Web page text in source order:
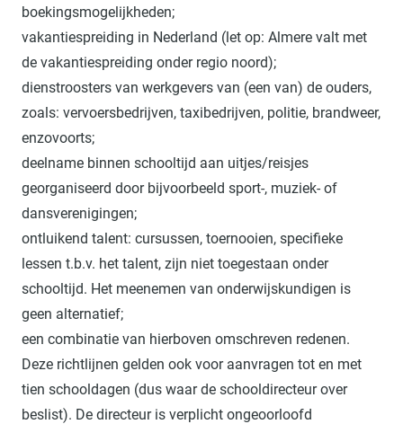
boekingsmogelijkheden;
vakantiespreiding in Nederland (let op: Almere valt met
de vakantiespreiding onder regio noord);
dienstroosters van werkgevers van (een van) de ouders,
zoals: vervoersbedrijven, taxibedrijven, politie, brandweer,
enzovoorts;
deelname binnen schooltijd aan uitjes/reisjes
georganiseerd door bijvoorbeeld sport-, muziek- of
dansverenigingen;
ontluikend talent: cursussen, toernooien, specifieke
lessen t.b.v. het talent, zijn niet toegestaan onder
schooltijd. Het meenemen van onderwijskundigen is
geen alternatief;
een combinatie van hierboven omschreven redenen.
Deze richtlijnen gelden ook voor aanvragen tot en met
tien schooldagen (dus waar de schooldirecteur over
beslist). De directeur is verplicht ongeoorloofd